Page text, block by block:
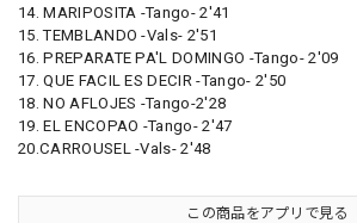
14. MARIPOSITA -Tango- 2'41
15. TEMBLANDO -Vals- 2'51
16. PREPARATE PA'L DOMINGO -Tango- 2'09
17. QUE FACIL ES DECIR -Tango- 2'50
18. NO AFLOJES -Tango-2'28
19. EL ENCOPAO -Tango- 2'47
20.CARROUSEL -Vals- 2'48
この商品をアプリで見る